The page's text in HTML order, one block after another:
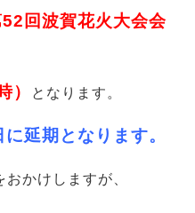
回波賀花火大会会
） となります。
延期となります。
かけしますが、